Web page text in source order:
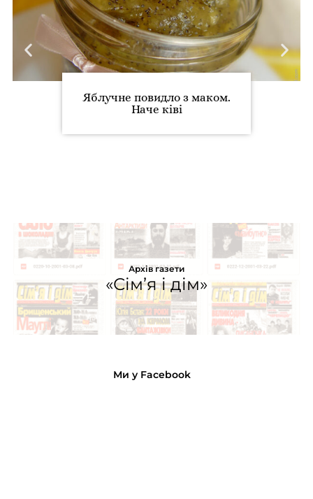
Яблучне повидло з маком.
Наче ківі
Архів газети
«Сім’я і дім»
Ми у Facebook